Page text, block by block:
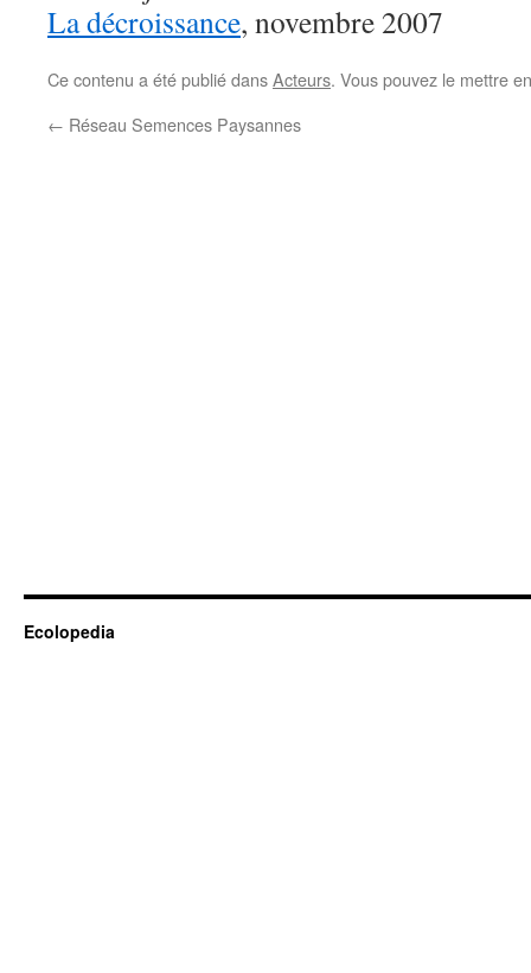
La décroissance, novembre 2007
Ce contenu a été publié dansActeurs. Vous pouvez le mettre
← Réseau Semences Paysannes
Ecolopedia